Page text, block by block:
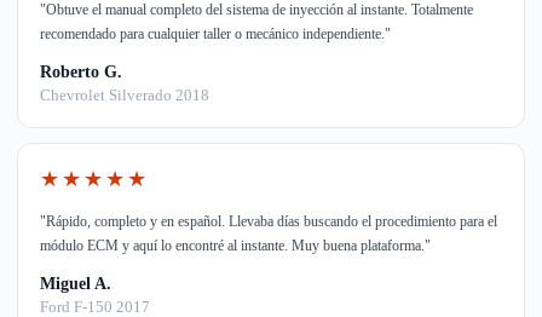
"Obtuve el manual completo del sistema de inyección al instante. Totalmente
recomendado para cualquier taller o mecánico independiente."
Roberto G.
Chevrolet Silverado 2018
★★★★★
"Rápido, completo y en español. Llevaba días buscando el procedimiento para el
módulo ECM y aquí lo encontré al instante. Muy buena plataforma."
Miguel A.
Ford F-150 2017